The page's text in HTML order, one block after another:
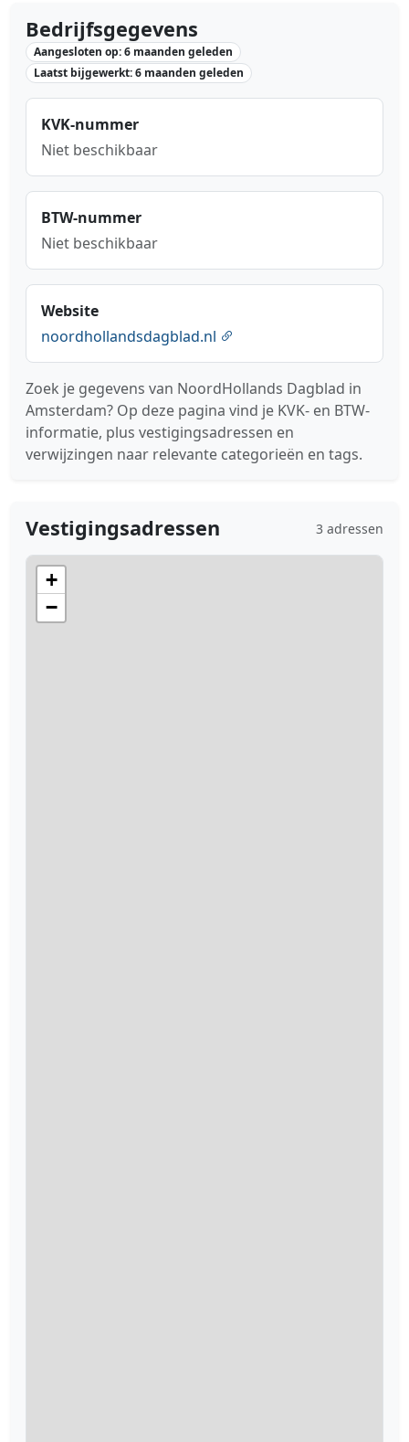
Bedrijfsgegevens
Aangesloten op: 6 maanden geleden
Laatst bijgewerkt: 6 maanden geleden
KVK-nummer
Niet beschikbaar
BTW-nummer
Niet beschikbaar
Website
noordhollandsdagblad.nl
Zoek je gegevens van NoordHollands Dagblad in
Amsterdam? Op deze pagina vind je KVK- en BTW-
informatie, plus vestigingsadressen en
verwijzingen naar relevante categorieën en tags.
Vestigingsadressen 3 adressen
+
−